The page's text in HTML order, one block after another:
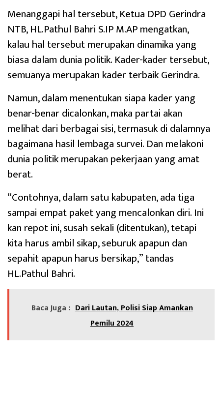
Menanggapi hal tersebut, Ketua DPD Gerindra
NTB, HL.Pathul Bahri S.IP M.AP mengatkan,
kalau hal tersebut merupakan dinamika yang
biasa dalam dunia politik. Kader-kader tersebut,
semuanya merupakan kader terbaik Gerindra.
Namun, dalam menentukan siapa kader yang
benar-benar dicalonkan, maka partai akan
melihat dari berbagai sisi, termasuk di dalamnya
bagaimana hasil lembaga survei. Dan melakoni
dunia politik merupakan pekerjaan yang amat
berat.
“Contohnya, dalam satu kabupaten, ada tiga
sampai empat paket yang mencalonkan diri. Ini
kan repot ini, susah sekali (ditentukan), tetapi
kita harus ambil sikap, seburuk apapun dan
sepahit apapun harus bersikap,” tandas
HL.Pathul Bahri.
Baca Juga : Dari Lautan, Polisi Siap Amankan
Pemilu 2024